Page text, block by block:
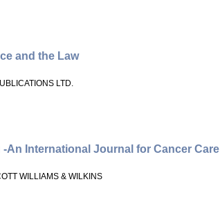
and the Law
LTD.
An International Journal for Cancer Care
WILLIAMS & WILKINS